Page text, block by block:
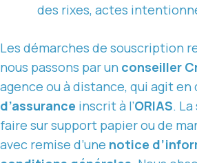
des rixes, actes
Les démarches de souscription
nous passons par un conseiller
agence ou à distance, qui agit en
d’assurance inscrit à l’ORIAS.
faire sur support papier ou de
avec remise d’une notice